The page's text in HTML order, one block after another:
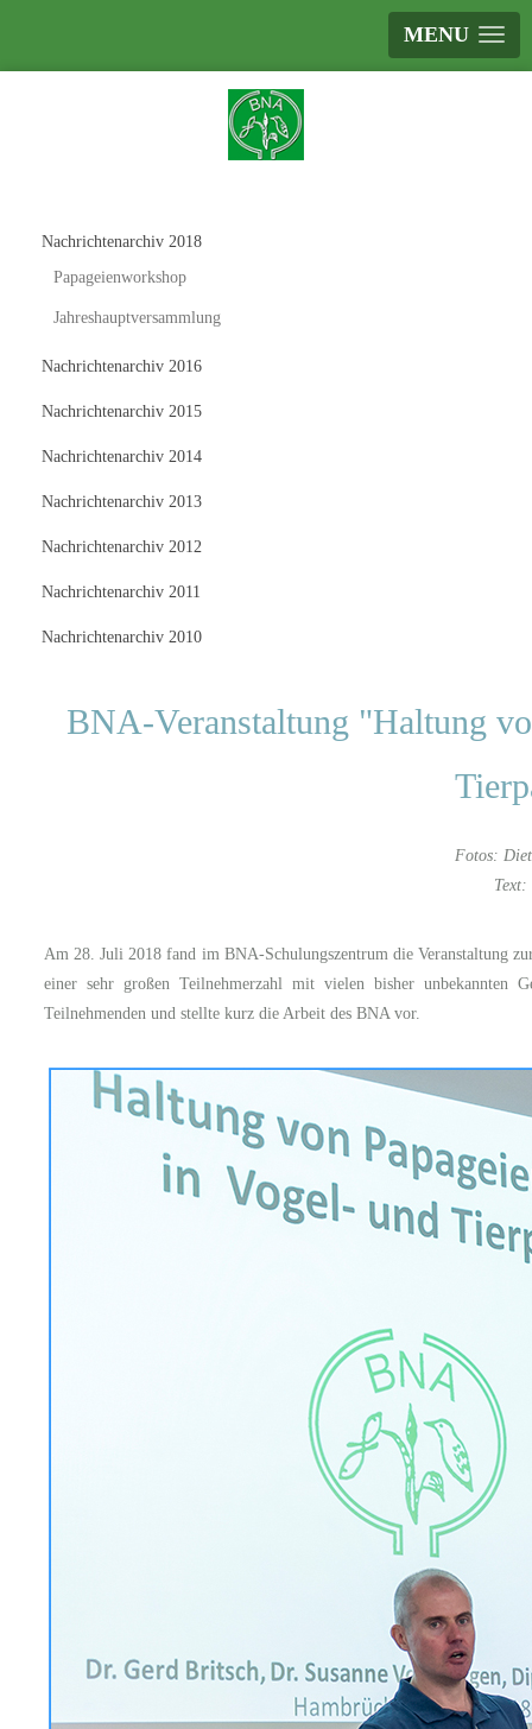
MENU
Nachrichtenarchiv 2018
Papageienworkshop
Jahreshauptversammlung
Nachrichtenarchiv 2016
Nachrichtenarchiv 2015
Nachrichtenarchiv 2014
Nachrichtenarchiv 2013
Nachrichtenarchiv 2012
Nachrichtenarchiv 2011
Nachrichtenarchiv 2010
BNA-Veranstaltung "Haltung
Fotos:
Text:
Am 28. Juli 2018 fand im BNA-Schulungszentrum die Veranstaltung
einer sehr großen Teilnehmerzahl mit vielen bisher unbekannten
Teilnehmenden und stellte kurz die Arbeit des BNA vor.